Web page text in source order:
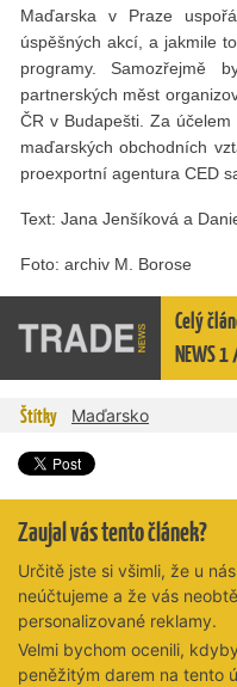
Maďarska v Praze
úspěšných akcí, a jakmile
programy. Samozřejmě
partnerských měst
ČR v Budapešti. Za
maďarských obchodních
proexportní agentura CED
Text: Jana Jenšíková a
Foto: archiv M. Borose
Celý
NEWS
Štítky Maďarsko
Zaujal vás tento článek?
Určitě jste si všimli, že u
neúčtujeme a že vás
personalizované reklamy.
Velmi bychom ocenili,
peněžitým darem na tento